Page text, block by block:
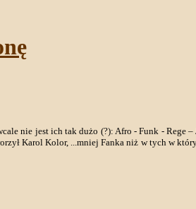
nie jest ich tak dużo (?): Afro - Funk - Rege –
Karol Kolor, ...mniej Fanka niż w tych w